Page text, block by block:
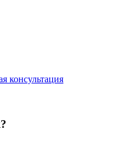
консультация